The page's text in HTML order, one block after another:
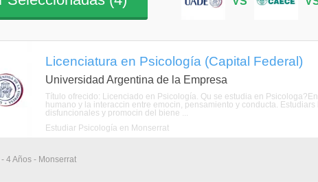
Licenciatura en Psicología (Capital Federal)
Universidad Argentina de la Empresa
Título ofrecido: Licenciado en Psicología. Qu se estudia en
humano y la interaccin entre emocin, pensamiento y conducta.
disfuncionales y promocin del biene ...
Estudiar Psicología en Monserrat
4 Años - Monserrat